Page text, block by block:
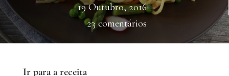
19 Outubro, 2016
23 comentários
Ir para a receita